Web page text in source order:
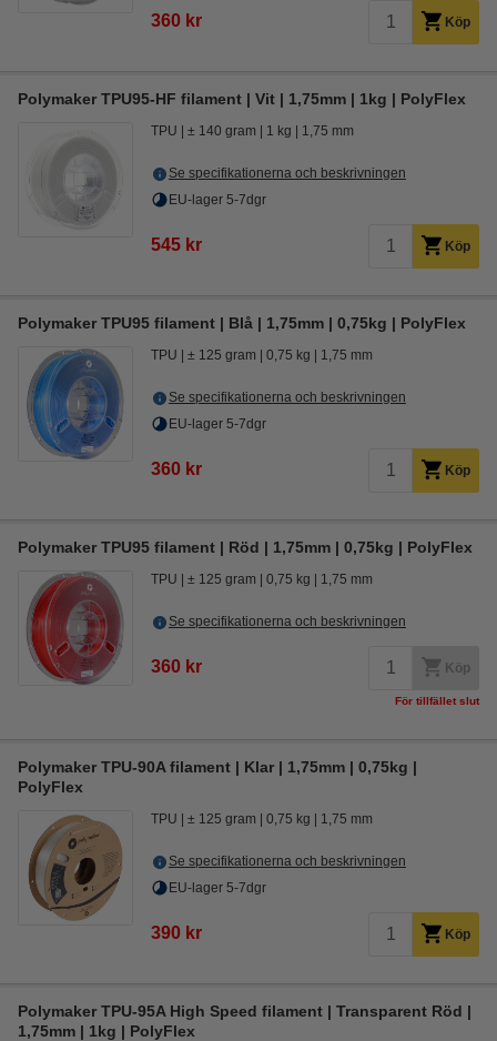
360 kr Köp
Polymaker TPU95-HF filament | Vit | 1,75mm | 1kg | PolyFlex
TPU ± 140 gram 1 kg 1,75 mm
Se specifikationerna och beskrivningen
EU-lager 5-7dgr
545 kr Köp
Polymaker TPU95 filament | Blå | 1,75mm | 0,75kg | PolyFlex
TPU ± 125 gram 0,75 kg 1,75 mm
Se specifikationerna och beskrivningen
EU-lager 5-7dgr
360 kr Köp
Polymaker TPU95 filament | Röd | 1,75mm | 0,75kg | PolyFlex
TPU ± 125 gram 0,75 kg 1,75 mm
Se specifikationerna och beskrivningen
360 kr Köp
För tillfället slut
Polymaker TPU-90A filament | Klar | 1,75mm | 0,75kg |
PolyFlex
TPU ± 125 gram 0,75 kg 1,75 mm
Se specifikationerna och beskrivningen
EU-lager 5-7dgr
390 kr Köp
Polymaker TPU-95A High Speed filament | Transparent Röd |
1,75mm | 1kg | PolyFlex